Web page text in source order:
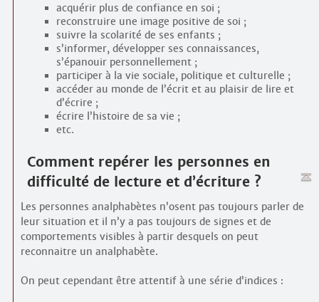
acquérir plus de confiance en soi ;
reconstruire une image positive de soi ;
suivre la scolarité de ses enfants ;
s’informer, développer ses connaissances,
s’épanouir personnellement ;
participer à la vie sociale, politique et culturelle ;
accéder au monde de l’écrit et au plaisir de lire et
d’écrire ;
écrire l’histoire de sa vie ;
etc.
Comment repérer les personnes en
difficulté de lecture et d’écriture ?
Les personnes analpha­bètes n’osent pas toujours parler de
leur situation et il n’y a pas toujours de signes et de
comportements visibles à partir desquels on peut
reconnaitre un analpha­bète.
On peut cependant être attentif à une série d’indices :